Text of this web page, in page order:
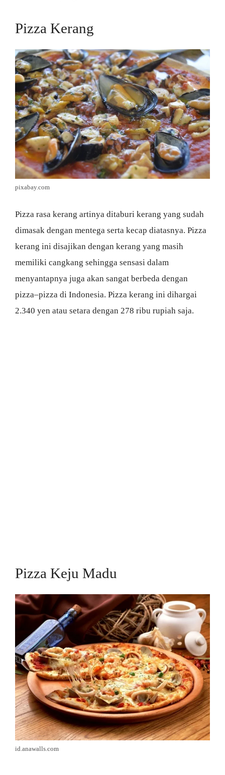
Pizza Kerang
pixabay.com
Pizza rasa kerang artinya ditaburi kerang yang sudah
dimasak dengan mentega serta kecap diatasnya. Pizza
kerang ini disajikan dengan kerang yang masih
memiliki cangkang sehingga sensasi dalam
menyantapnya juga akan sangat berbeda dengan
pizza–pizza di Indonesia. Pizza kerang ini dihargai
2.340 yen atau setara dengan 278 ribu rupiah saja.
Pizza Keju Madu
id.anawalls.com